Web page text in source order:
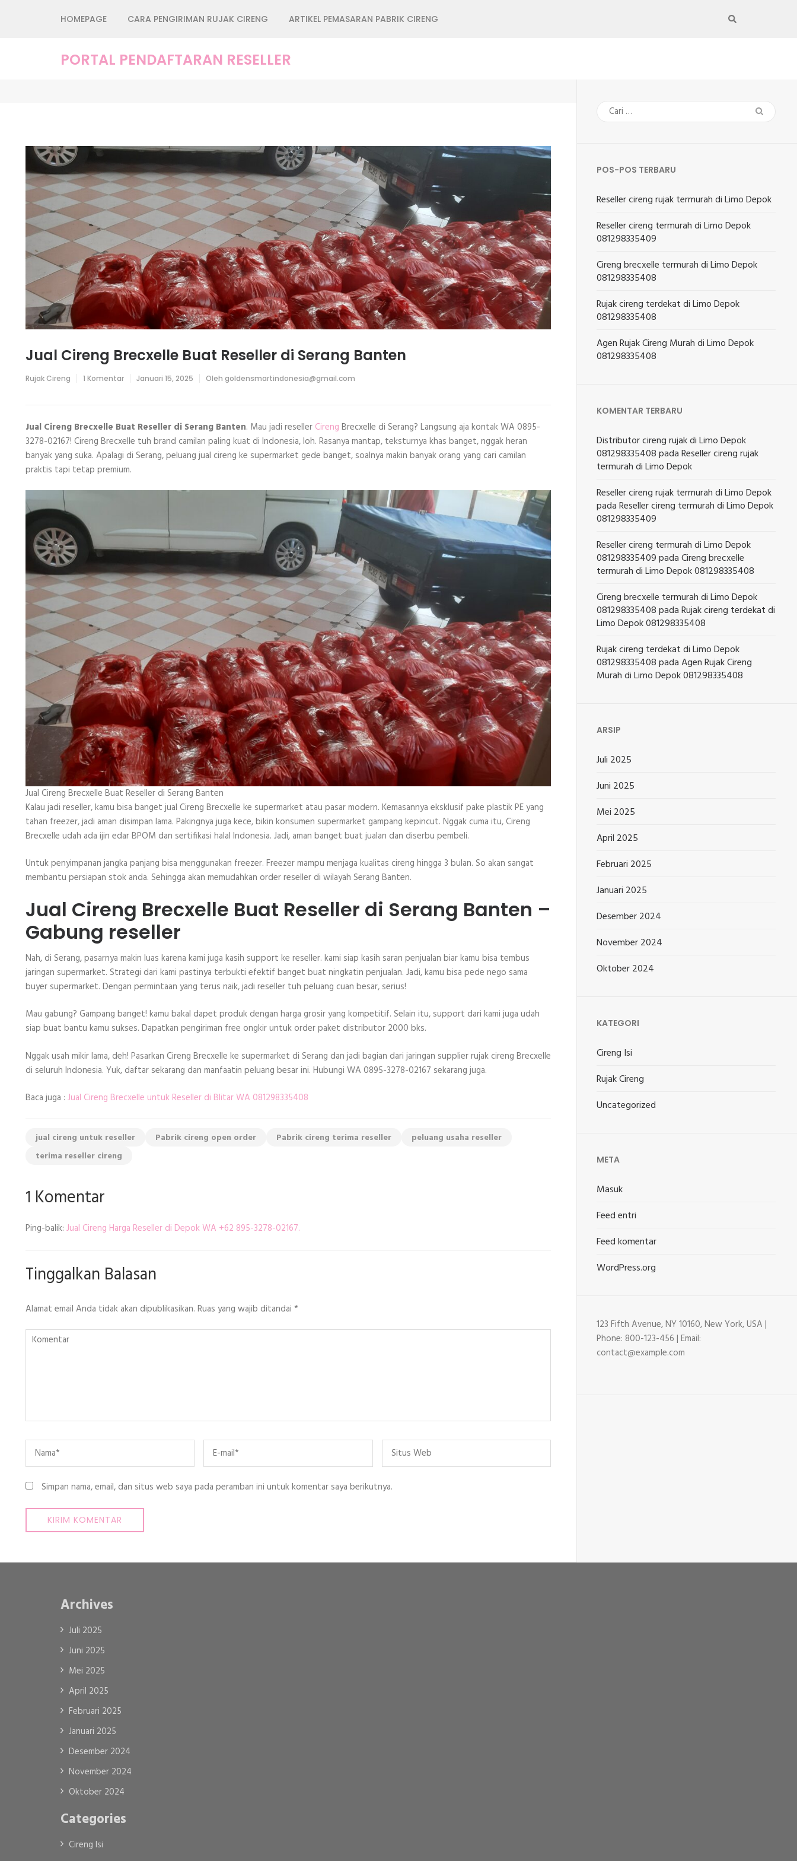
HOMEPAGE CARA PENGIRIMAN RUJAK CIRENG ARTIKEL PEMASARAN PABRIK CIRENG
PORTAL PENDAFTARAN RESELLER
Jual Cireng Brecxelle Buat Reseller di Serang Banten
Rujak Cireng 1 Komentarpada
Reseller
di
Serang
Januari 15, 2025 Oleh goldensmartindonesia@gmail.com
Jual Cireng Brecxelle Buat Reseller di Serang Banten. Mau jadi reseller Cireng Brecxelle di Serang? Langsung aja kontak WA 0895-
3278-02167! Cireng Brecxelle tuh brand camilan paling kuat di Indonesia, loh. Rasanya mantap, teksturnya khas banget, nggak heran
banyak yang suka. Apalagi di Serang, peluang jual cireng ke supermarket gede banget, soalnya makin banyak orang yang cari camilan
praktis tapi tetap premium.
Jual Cireng Brecxelle Buat Reseller di Serang Banten
Kalau jadi reseller, kamu bisa banget jual Cireng Brecxelle ke supermarket atau pasar modern. Kemasannya eksklusif pake plastik PE yang
tahan freezer, jadi aman disimpan lama. Pakingnya juga kece, bikin konsumen supermarket gampang kepincut. Nggak cuma itu, Cireng
Brecxelle udah ada ijin edar BPOM dan sertifikasi halal Indonesia. Jadi, aman banget buat jualan dan diserbu pembeli.
Untuk penyimpanan jangka panjang bisa menggunakan freezer. Freezer mampu menjaga kualitas cireng hingga 3 bulan. So akan sangat
membantu persiapan stok anda. Sehingga akan memudahkan order reseller di wilayah Serang Banten.
Jual Cireng Brecxelle Buat Reseller di Serang Banten –
Gabung reseller
Nah, di Serang, pasarnya makin luas karena kami juga kasih support ke reseller. kami siap kasih saran penjualan biar kamu bisa tembus
jaringan supermarket. Strategi dari kami pastinya terbukti efektif banget buat ningkatin penjualan. Jadi, kamu bisa pede nego sama
buyer supermarket. Dengan permintaan yang terus naik, jadi reseller tuh peluang cuan besar, serius!
Mau gabung? Gampang banget! kamu bakal dapet produk dengan harga grosir yang kompetitif. Selain itu, support dari kami juga udah
siap buat bantu kamu sukses. Dapatkan pengiriman free ongkir untuk order paket distributor 2000 bks.
Nggak usah mikir lama, deh! Pasarkan Cireng Brecxelle ke supermarket di Serang dan jadi bagian dari jaringan supplier rujak cireng Brecxelle
di seluruh Indonesia. Yuk, daftar sekarang dan manfaatin peluang besar ini. Hubungi WA 0895-3278-02167 sekarang juga.
Baca juga : Jual Cireng Brecxelle untuk Reseller di Blitar WA 081298335408
jual cireng untuk reseller Pabrik cireng open order Pabrik cireng terima reseller
peluang usaha reseller
terima reseller cireng
1 Komentar
Ping-balik: Jual Cireng Harga Reseller di Depok WA +62 895-3278-02167.
Tinggalkan Balasan
Alamat email Anda tidak akan dipublikasikan. Ruas yang wajib ditandai *
Komentar
Name Email
Situs
Web
Simpan nama, email, dan situs web saya pada peramban ini untuk komentar saya berikutnya.
Cari
untuk:
POS-POS TERBARU
Reseller cireng rujak termurah di Limo Depok
Reseller cireng termurah di Limo Depok
081298335409
Cireng brecxelle termurah di Limo Depok
081298335408
Rujak cireng terdekat di Limo Depok
081298335408
Agen Rujak Cireng Murah di Limo Depok
081298335408
KOMENTAR TERBARU
Distributor cireng rujak di Limo Depok
081298335408padaReseller cireng rujak
termurah di Limo Depok
Reseller cireng rujak termurah di Limo Depok
padaReseller cireng termurah di Limo Depok
081298335409
Reseller cireng termurah di Limo Depok
081298335409padaCireng brecxelle
termurah di Limo Depok 081298335408
Cireng brecxelle termurah di Limo Depok
081298335408padaRujak cireng terdekat di
Limo Depok 081298335408
Rujak cireng terdekat di Limo Depok
081298335408padaAgen Rujak Cireng
Murah di Limo Depok 081298335408
ARSIP
Juli 2025
Juni 2025
Mei 2025
April 2025
Februari 2025
Januari 2025
Desember 2024
November 2024
Oktober 2024
KATEGORI
Cireng Isi
Rujak Cireng
Uncategorized
META
Masuk
Feed entri
Feed komentar
WordPress.org
123 Fifth Avenue, NY 10160, New York, USA |
Phone: 800-123-456 | Email:
contact@example.com
Archives
Juli 2025
Juni 2025
Mei 2025
April 2025
Februari 2025
Januari 2025
Desember 2024
November 2024
Oktober 2024
Categories
Cireng Isi